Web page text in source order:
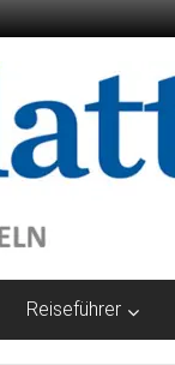
Reiseführer